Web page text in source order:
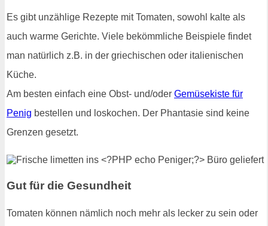
Es gibt unzählige Rezepte mit Tomaten, sowohl kalte als
auch warme Gerichte. Viele bekömmliche Beispiele findet
man natürlich z.B. in der griechischen oder italienischen
Küche.
Am besten einfach eine Obst- und/oder Gemüsekiste für
Penig bestellen und loskochen. Der Phantasie sind keine
Grenzen gesetzt.
Gut für die Gesundheit
Tomaten können nämlich noch mehr als lecker zu sein oder